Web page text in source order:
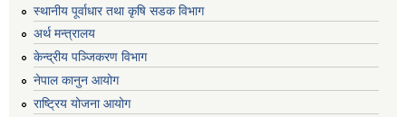
स्थानीय पूर्वाधार तथा कृषि सडक विभाग
अर्थ मन्त्रालय
केन्द्रीय पञ्जिकरण विभाग
नेपाल कानुन आयोग
राष्ट्रिय योजना आयोग